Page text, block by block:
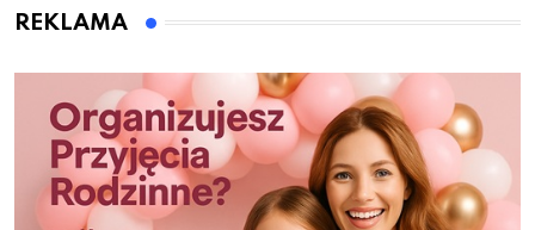
REKLAMA